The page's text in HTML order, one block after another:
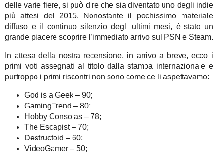
delle varie fiere, si può dire che sia diventato uno degli indie
più attesi del 2015. Nonostante il pochissimo materiale
diffuso e il continuo silenzio degli ultimi mesi, è stato un
grande piacere scoprire l’immediato arrivo sul PSN e Steam.
In attesa della nostra recensione, in arrivo a breve, ecco i
primi voti assegnati al titolo dalla stampa internazionale e
purtroppo i primi riscontri non sono come ce li aspettavamo:
God is a Geek – 90;
GamingTrend – 80;
Hobby Consolas – 78;
The Escapist – 70;
Destructoid – 60;
VideoGamer – 50;